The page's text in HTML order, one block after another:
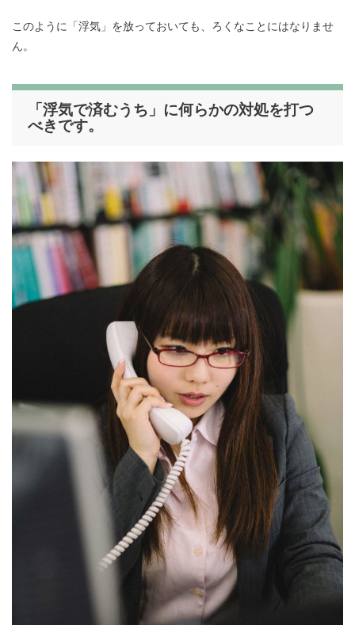
このように「浮気」を放っておいても、ろくなことにはなりませ
ん。
「浮気で済むうち」に何らかの対処を打つ
べきです。